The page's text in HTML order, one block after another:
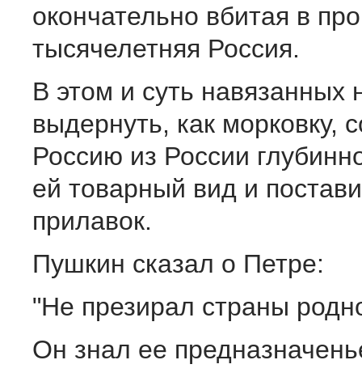
окончательно вбитая в
тысячелетняя Россия.
В этом и суть
выдернуть, как морковку,
Россию из России
ей товарный вид и
прилавок.
Пушкин сказал о Петре:
"Не презирал страны
Он знал ее